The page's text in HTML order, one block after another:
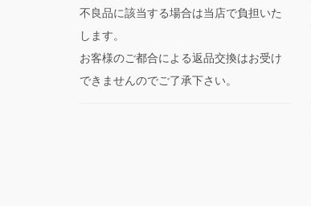
不良品に該当する場合は当店で負担いた
します。
お客様のご都合による返品交換はお受け
できませんのでご了承下さい。